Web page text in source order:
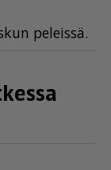
pe­leis­sä.